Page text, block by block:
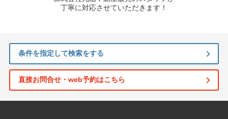
丁寧に対応させていただきます！
条件を指定して検索をする
直接お問合せ・web予約はこちら